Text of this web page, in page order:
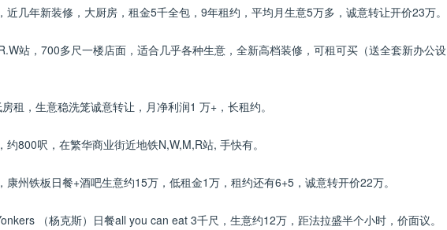
几年新装修，大厨房，租金5千全包，9年租约，平均月生意5万多，诚意转让开价23万。
站，700多尺一楼店面，适合几乎各种生意，全新高档装修，可租可买（送全套新办公设
租，生意稳洗笼诚意转让，月净利润1 万+，长租约。
800呎，在繁华商业街近地铁N,W,M,R站, 手快有。
州铁板日餐​+酒吧生意​约1​5万，​低租金1万，租约还有6+5，诚意​转开价22万。
（杨克斯）日餐​a​ll you can eat 3千尺，生意约12万，距法拉盛半个小时，价面议。